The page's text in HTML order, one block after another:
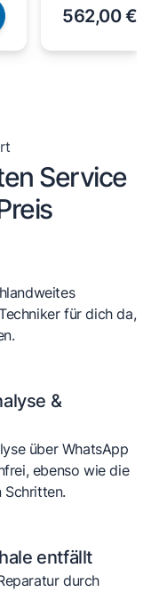
562,00 €
Service
für dich da,
&
über WhatsApp
ebenso wie die
Schritten.
entfällt
durch